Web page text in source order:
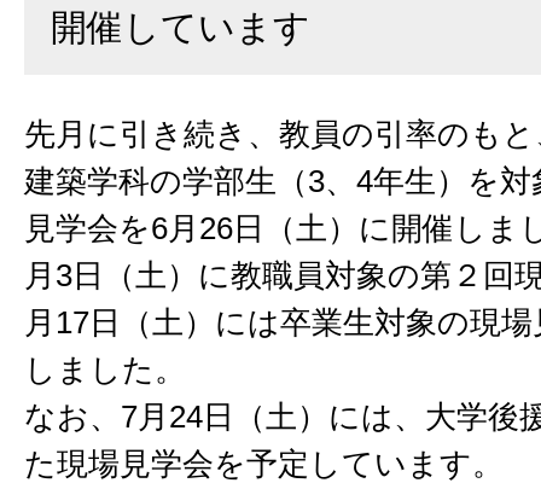
開催しています
先月に引き続き、教員の引率のも
建築学科の学部生（3、4年生）を
見学会を6月26日（土）に開催しま
月3日（土）に教職員対象の第２回
月17日（土）には卒業生対象の現
しました。
なお、7月24日（土）には、大学後
た現場見学会を予定しています。